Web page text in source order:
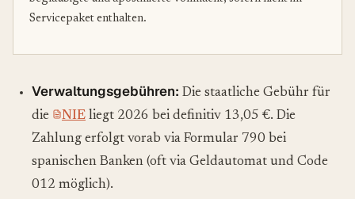
Servicepaket enthalten.
Verwaltungsgebühren: Die staatliche Gebühr für
die
NIE liegt 2026 bei definitiv 13,05 €. Die
Zahlung erfolgt vorab via Formular 790 bei
spanischen Banken (oft via Geldautomat und Code
012 möglich).